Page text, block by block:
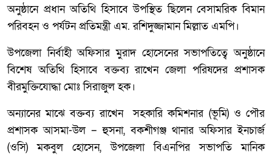
অনুষ্ঠানে প্রধান অতিথি হিসাবে উপস্থিত ছিলেন বেসামরিক বিমান
পরিবহন ও পর্যটন প্রতিমন্ত্রী এম. রশিদুজ্জামান মিল্লাত এমপি।
উপজেলা নির্বাহী অফিসার মুরাদ হোসেনের সভাপতিত্বে অনুষ্ঠানে
বিশেষ অতিথি হিসাবে বক্তব্য রাখেন জেলা পরিষদের প্রশাসক
বীরমুক্তিযোদ্ধা মোঃ সিরাজুল হক।
অন্যানের মাঝে বক্তব্য রাখেন সহকারি কমিশনার (ভূমি) ও পৌর
প্রশাসক আসমা-উল – হুসনা, বকশীগঞ্জ থানার অফিসার ইনচার্জ
(ওসি) মকবুল হোসেন, উপজেলা বিএনপির সভাপতি মানিক